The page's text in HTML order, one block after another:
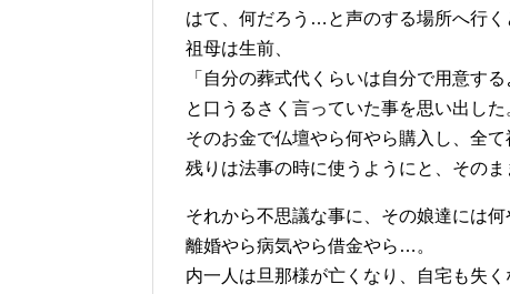
はて、何だろう…と声のする場所へ行く
祖母は生前、
「自分の葬式代くらいは自分で用意する
と口うるさく言っていた事を思い出した
そのお金で仏壇やら何やら購入し、全て
残りは法事の時に使うようにと、そのま
それから不思議な事に、その娘達には
離婚やら病気やら借金やら…。
内一人は旦那様が亡くなり、自宅も失く